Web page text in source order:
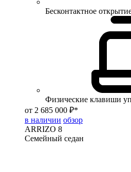
Бесконтактное
Физические клавиши
от 2 685 000 ₽*
в наличии обзор
ARRIZO 8
Семейный седан